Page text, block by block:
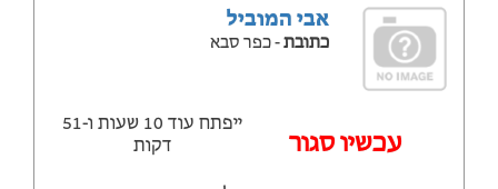
אבי המוביל
כתובת- כפר סבא
עכשיו סגור
ייפתח עוד 10 שעות ‫ו-51
דקות